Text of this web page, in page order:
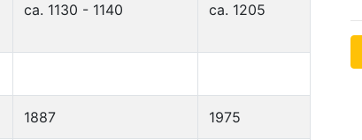
ca. 1130 - 1140 ca. 1205
1887 1975